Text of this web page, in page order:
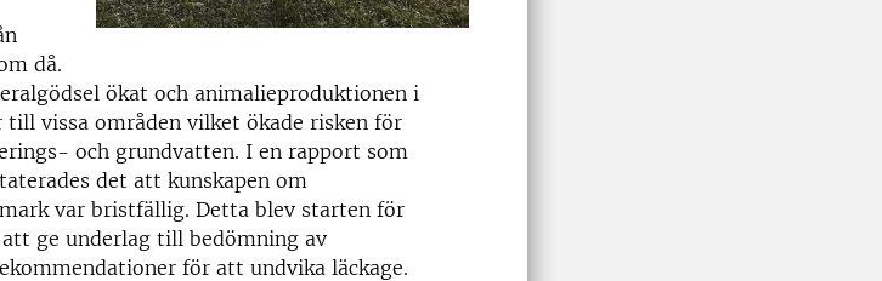
då.
ökat och animalieproduktionen i
till vissa områden vilket ökade risken för
och grundvatten. I en rapport som
det att kunskapen om
var bristfällig. Detta blev starten för
ge underlag till bedömning av
för att undvika läckage.